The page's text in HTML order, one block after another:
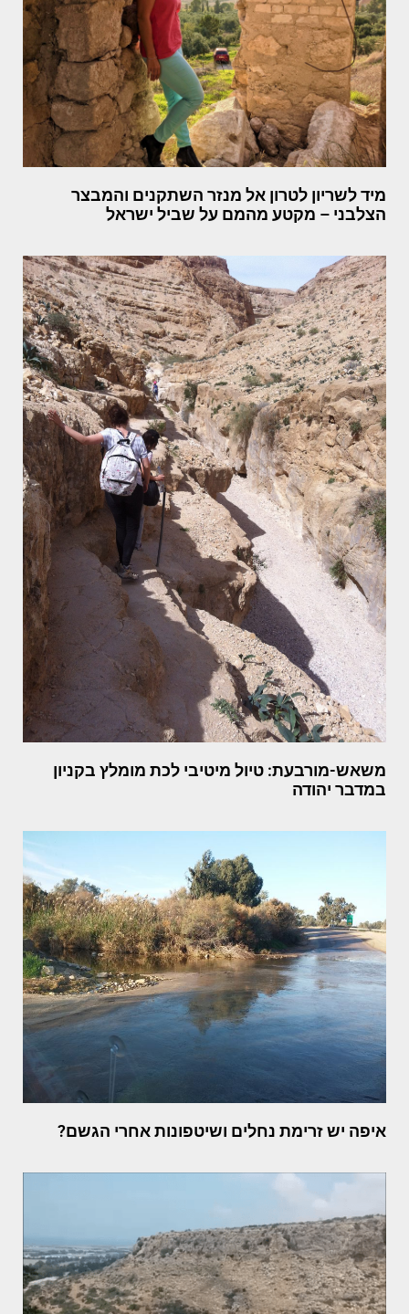
מיד לשריון לטרון אל מנזר השתקנים והמבצר
הצלבני – מקטע מהמם על שביל ישראל
משאש-מורבעת: טיול מיטיבי לכת מומלץ בקניון
במדבר יהודה
איפה יש זרימת נחלים ושיטפונות אחרי הגשם?